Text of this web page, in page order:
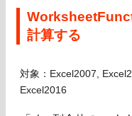
計算する
対象：Excel2007,
Excel2016